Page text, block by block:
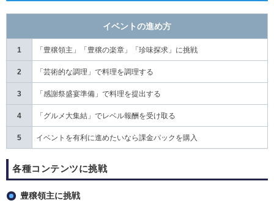
イベントの進め方
1 「豊穣領主」「豊穣の楽章」「珍味探求」に挑戦
2 「芸術的な調理」で料理を調理する
3 「感謝祭盛宴準備」で料理を提出する
4 「グルメ大集結」でレベル報酬を受け取る
5 イベントを有利に進めたいなら課金パックを購入
各種コンテンツに挑戦
豊穣領主に挑戦